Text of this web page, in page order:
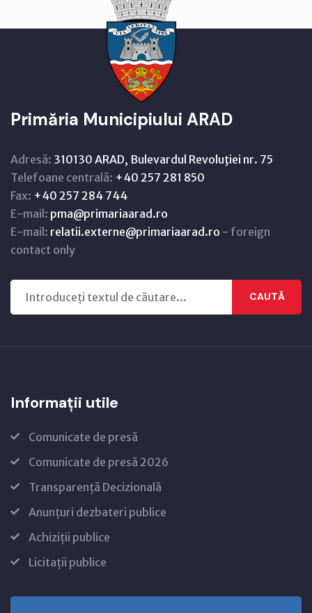
Primăria Municipiului ARAD
Adresă: 310130 ARAD, Bulevardul Revoluţiei nr. 75
Telefoane centrală: +40 257 281 850
Fax: +40 257 284 744
E-mail: pma@primariaarad.ro
E-mail: relatii.externe@primariaarad.ro - foreign
contact only
CAUTĂ
Informații utile
Comunicate de presă
Comunicate de presă 2026
Transparență Decizională
Anunțuri dezbateri publice
Achiziții publice
Licitații publice